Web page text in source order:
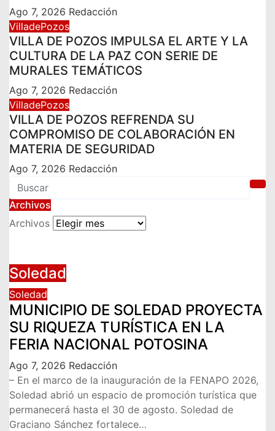
Ago 7, 2026 Redacción
VilladePozos
VILLA DE POZOS IMPULSA EL ARTE Y LA
CULTURA DE LA PAZ CON SERIE DE
MURALES TEMÁTICOS
Ago 7, 2026 Redacción
VilladePozos
VILLA DE POZOS REFRENDA SU
COMPROMISO DE COLABORACIÓN EN
MATERIA DE SEGURIDAD
Ago 7, 2026 Redacción
Archivos
Archivos
Soledad
Soledad
MUNICIPIO DE SOLEDAD PROYECTA
SU RIQUEZA TURÍSTICA EN LA
FERIA NACIONAL POTOSINA
Ago 7, 2026 Redacción
– En el marco de la inauguración de la FENAPO 2026,
Soledad abrió un espacio de promoción turística que
permanecerá hasta el 30 de agosto. Soledad de
Graciano Sánchez fortalece…